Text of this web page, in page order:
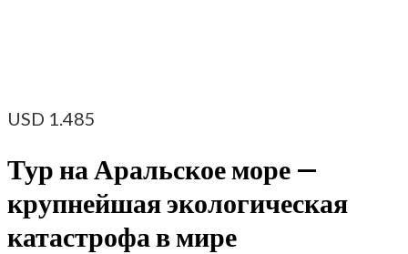
USD 1.485
Тур на Аральское море —
крупнейшая экологическая
катастрофа в мире